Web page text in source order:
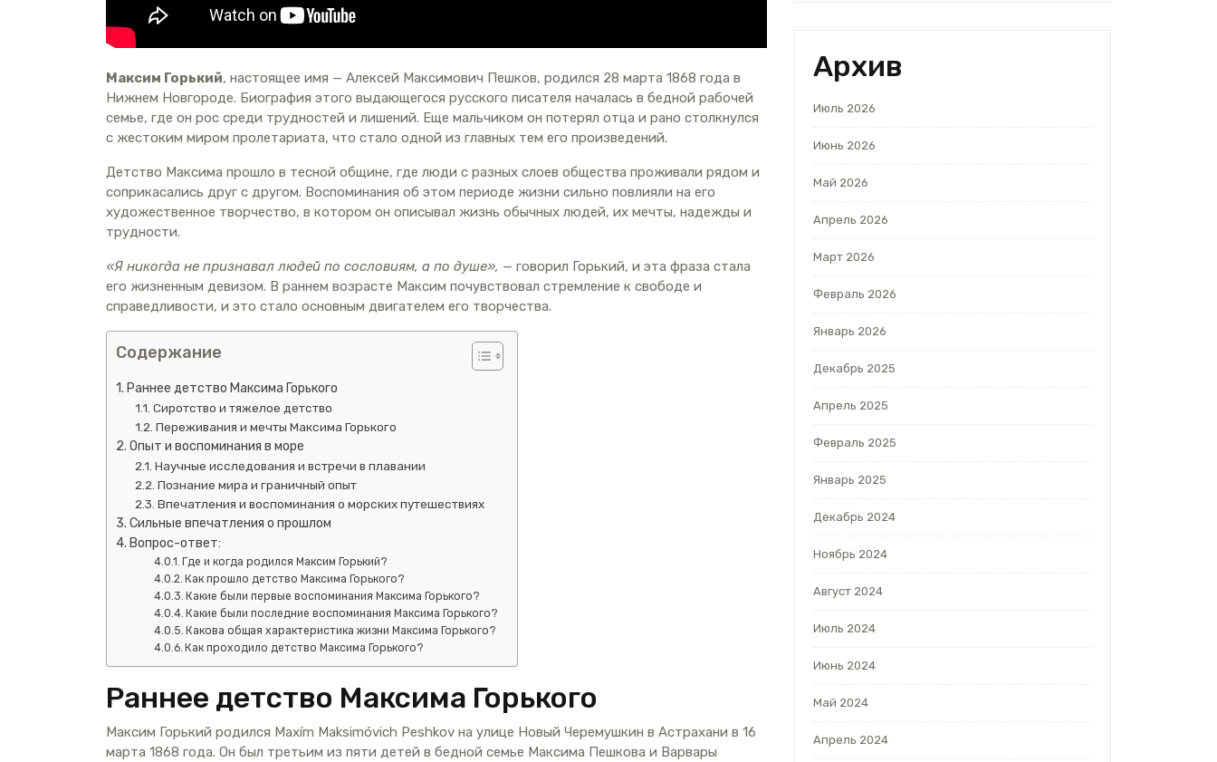
Максим Горький, настоящее имя — Алексей Максимович Пешков, родился 28 марта 1868 года в
Нижнем Новгороде. Биография этого выдающегося русского писателя началась в бедной рабочей
семье, где он рос среди трудностей и лишений. Еще мальчиком он потерял отца и рано столкнулся
с жестоким миром пролетариата, что стало одной из главных тем его произведений.
Детство Максима прошло в тесной общине, где люди с разных слоев общества проживали рядом и
соприкасались друг с другом. Воспоминания об этом периоде жизни сильно повлияли на его
художественное творчество, в котором он описывал жизнь обычных людей, их мечты, надежды и
трудности.
«Я никогда не признавал людей по сословиям, а по душе», — говорил Горький, и эта фраза стала
его жизненным девизом. В раннем возрасте Максим почувствовал стремление к свободе и
справедливости, и это стало основным двигателем его творчества.
Содержание
Раннее детство Максима Горького
Сиротство и тяжелое детство
Переживания и мечты Максима Горького
Опыт и воспоминания в море
Научные исследования и встречи в плавании
Познание мира и граничный опыт
Впечатления и воспоминания о морских путешествиях
Сильные впечатления о прошлом
Вопрос-ответ:
Где и когда родился Максим Горький?
Как прошло детство Максима Горького?
Какие были первые воспоминания Максима Горького?
Какие были последние воспоминания Максима Горького?
Какова общая характеристика жизни Максима Горького?
Как проходило детство Максима Горького?
Раннее детство Максима Горького
Максим Горький родился Maxím Maksimóvich Peshkov на улице Новый Черемушкин в Астрахани в 16
марта 1868 года. Он был третьим из пяти детей в бедной семье Максима Пешкова и Варвары
Архив
Июль 2026
Июнь 2026
Май 2026
Апрель 2026
Март 2026
Февраль 2026
Январь 2026
Декабрь 2025
Апрель 2025
Февраль 2025
Январь 2025
Декабрь 2024
Ноябрь 2024
Август 2024
Июль 2024
Июнь 2024
Май 2024
Апрель 2024